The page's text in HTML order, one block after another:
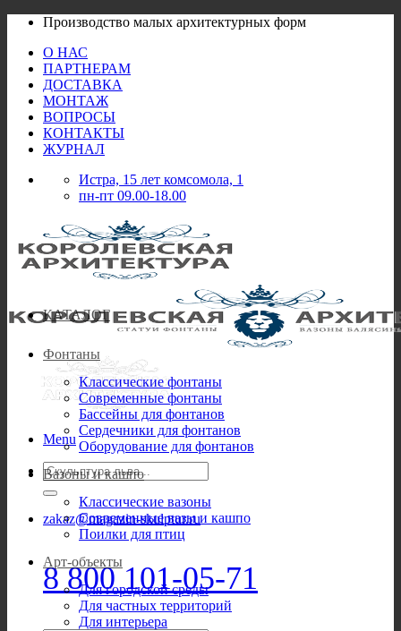
Skip
content
Производство малых архитектурных форм
О НАС
ПАРТНЕРАМ
ДОСТАВКА
МОНТАЖ
ВОПРОСЫ
КОНТАКТЫ
ЖУРНАЛ
Истра, 15 лет комсомола, 1
пн-пт 09.00-18.00
Menu
Искать:
zakaz@magazin-skulptur.ru
8 800 101-05-71
КАТАЛОГ
Фонтаны
Классические фонтаны
Современные фонтаны
Бассейны для фонтанов
Сердечники для фонтанов
Оборудование для фонтанов
Вазоны и кашпо
Классические вазоны
Современные вазы и кашпо
Поилки для птиц
Арт-объекты
Для городской среды
Для частных территорий
Для интерьера